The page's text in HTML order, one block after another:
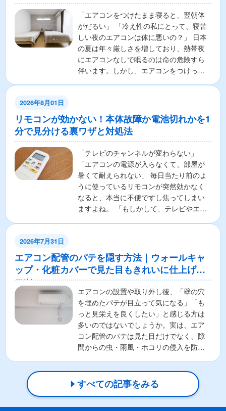
「エアコンをつけたまま寝ると、翌朝体
がだるい」 「冷え性の私にとって、寝苦
しい夜のエアコンは体に悪いの？」 日本
の夏は年々厳しさを増しており、熱帯夜
にエアコンなしで眠るのは命の危険すら
伴います。しかし、エアコンをつけっぱ
2026年8月01日
リモコンが効かない！本体故障か電池切れかを1
分で見分ける裏ワザと対処法
「テレビのチャンネルが変わらない」
「エアコンの電源が入らなくて、部屋が
暑くて耐えられない」 毎日当たり前のよ
うに使っているリモコンが突然効かなく
なると、本当に不便ですし焦ってしまい
ますよね。 「もしかして、テレビやエア
2026年7月31日
エアコン配管のパテを隠す方法｜ウォールキャ
ップ・化粧カバーで見た目もきれいに仕上げる
コツ
エアコンの設置や取り外し後、「壁の穴
を埋めたパテが目立って気になる」「も
っと見栄えを良くしたい」と感じる方は
多いのではないでしょうか。実は、エア
コン配管のパテは見た目だけでなく、隙
間からの虫・雨風・ホコリの侵入を防ぐ
すべての記事をみる